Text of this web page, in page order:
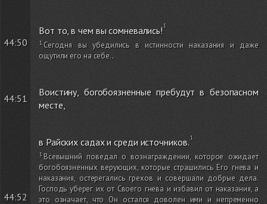
44:50
Вот то, в чем вы сомневались!
Сегодня вы убедились в истинности наказания и даже
ощутили его на себе..
44:51
Воистину, богобоязненные пребудут в безопасном
месте,
44:52
в Райских садах и среди источников.
Всевышний поведал о вознаграждении, которое ожидает
богобоязненных верующих, которые страшились Его гнева и
наказания, остерегались грехов и совершали добрые дела.
Господь уберег их от Своего гнева и избавил от наказания, а
это означает, что Он остался доволен ими и непременно